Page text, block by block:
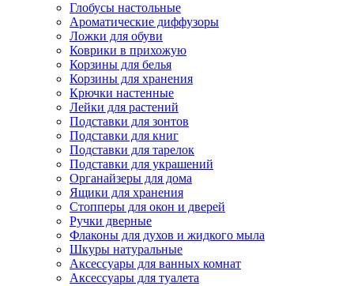
Глобусы настольные
Ароматические диффузоры
Ложки для обуви
Коврики в прихожую
Корзины для белья
Корзины для хранения
Крючки настенные
Лейки для растений
Подставки для зонтов
Подставки для книг
Подставки для тарелок
Подставки для украшений
Органайзеры для дома
Ящики для хранения
Стопперы для окон и дверей
Ручки дверные
Флаконы для духов и жидкого мыла
Шкуры натуральные
Аксессуары для ванных комнат
Аксессуары для туалета